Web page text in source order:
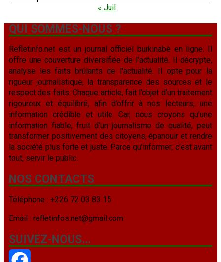
« Juil
QUI SOMMES-NOUS ?
Refletinfo.net est un journal officiel burkinabè en ligne. Il
offre une couverture diversifiée de l'actualité. Il décrypte,
analyse les faits brûlants de l'actualité. Il opte pour la
rigueur journalistique, la transparence des sources et le
respect des faits. Chaque article, fait l’objet d’un traitement
rigoureux et équilibré, afin d’offrir à nos lecteurs, une
information crédible et utile. Car, nous croyons qu’une
information fiable, fruit d’un journalisme de qualité, peut
transformer positivement des citoyens, épanouir et rendre
la société plus forte et juste. Parce qu’informer, c’est avant
tout, servir le public.
NOS CONTACTS
Téléphone : +226 72 03 83 15
Email : refletinfos.net@gmail.com
SUIVEZ-NOUS…